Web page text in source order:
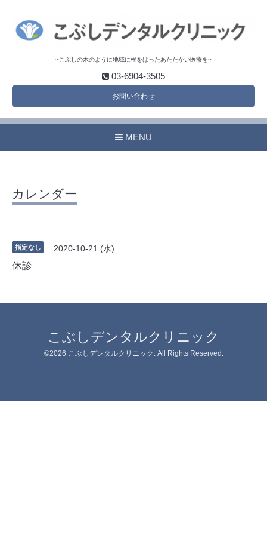
~こぶしの木のように地域に根をはったあたたかい医療を~
03-6904-3505
お問い合わせ
MENU
カレンダー
指定なし 2020-10-21 (水)
休診
こぶしデンタルクリニック
©2026 こぶしデンタルクリニック . All Rights Reserved.